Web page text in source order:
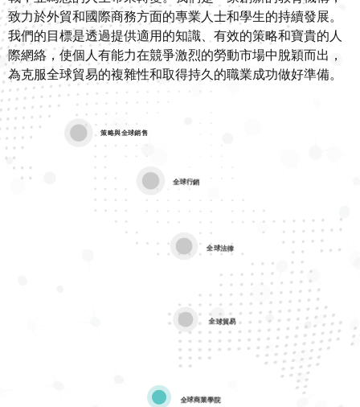
致力於外貿和國際商務方面的專業人士和學生的持續發展。
我們的目標是透過提供適用的知識、有效的策略和寶貴的人
際網絡，使個人有能力在競爭激烈的勞動市場中脫穎而出，
為克服全球貿易的複雜性和取得持久的職業成功做好準備。
策略與全球銷售
全球行銷
全球法律
全球貿易
全球商業學院